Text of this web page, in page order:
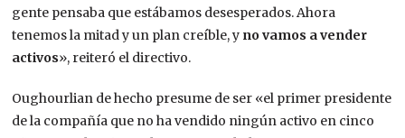
gente pensaba que estábamos desesperados. Ahora
tenemos la mitad y un plan creíble, y no vamos a vender
activos», reiteró el directivo.
Oughourlian de hecho presume de ser «el primer presidente
de la compañía que no ha vendido ningún activo en cinco